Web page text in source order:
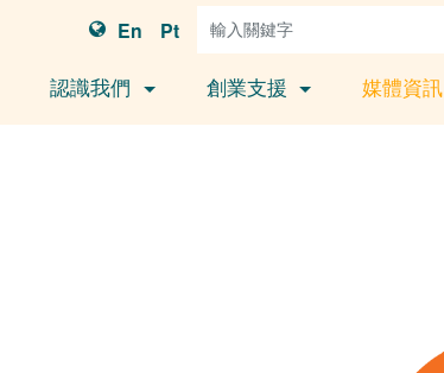
En Pt
認識我們 創業支援 媒體資訊